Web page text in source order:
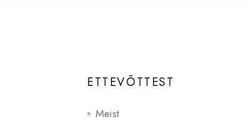
ETTEVÕTTEST
Meist